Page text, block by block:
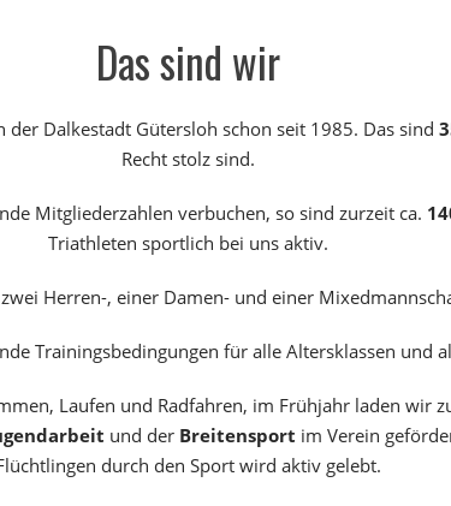
Das sind wir
der Dalkestadt Gütersloh schon seit 1985. Das sind
Recht stolz sind.
Mitgliederzahlen verbuchen, so sind zurzeit ca.
Triathleten sportlich bei uns aktiv.
Herren-, einer Damen- und einer
Trainingsbedingungen für alle Altersklassen und
Laufen und Radfahren, im Frühjahr laden wir
und der Breitensport im Verein
durch den Sport wird aktiv gelebt.